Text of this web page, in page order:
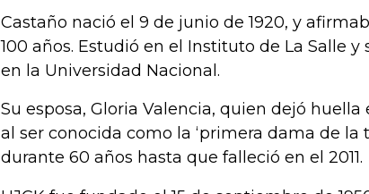
Castaño nació el 9 de junio de 1920, y
100 años. Estudió en el Instituto de La Salle
en la Universidad Nacional.
Su esposa, Gloria Valencia, quien dejó
al ser conocida como la ‘primera dama de la
durante 60 años hasta que falleció en el 2011.